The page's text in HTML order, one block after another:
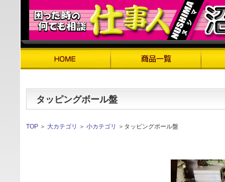
タッピングボール盤
TOP ＞ 大カテゴリ ＞ 小カテゴリ ＞タッピングボール盤